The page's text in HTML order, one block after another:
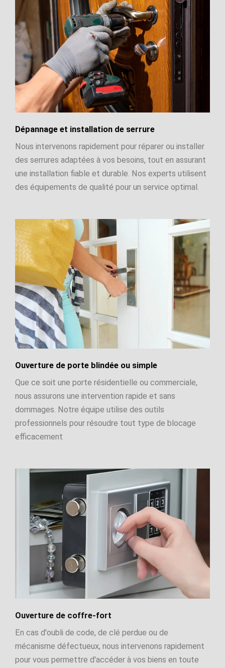
Dépannage et installation de serrure
Nous intervenons rapidement pour réparer ou installer
des serrures adaptées à vos besoins, tout en assurant
une installation fiable et durable. Nos experts utilisent
des équipements de qualité pour un service optimal.
Ouverture de porte blindée ou simple
Que ce soit une porte résidentielle ou commerciale,
nous assurons une intervention rapide et sans
dommages. Notre équipe utilise des outils
professionnels pour résoudre tout type de blocage
efficacement
Ouverture de coffre-fort
En cas d'oubli de code, de clé perdue ou de
mécanisme défectueux, nous intervenons rapidement
pour vous permettre d'accéder à vos biens en toute